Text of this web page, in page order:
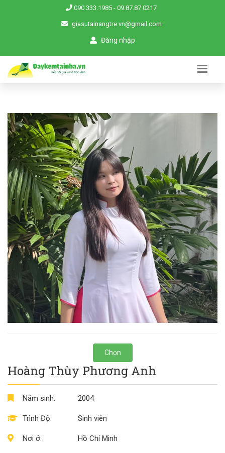
090.333.1985 - 09.87.87.0217
giasutainangtre.vn@gmail.com
Đăng nhập
Chọn
Hoàng Thùy Phương Anh
Năm sinh:
Trình Độ:
Nơi ở:
2004
Sinh viên
Hồ Chí Minh